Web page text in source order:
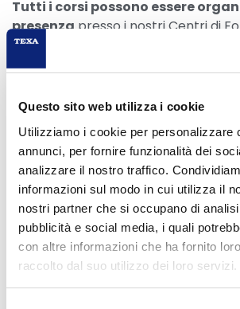
Questo sito web utilizza i cookie
Utilizziamo i cookie per personalizzare
annunci, per fornire funzionalità dei
analizzare il nostro traffico.
informazioni sul modo in cui utilizza il
nostri partner che si occupano di
pubblicità e social media, i quali
con altre informazioni che ha fornito
raccolto dal suo utilizzo dei loro servizi.
Tutti i corsi possono essere
presenza presso i nostri Centri di
online in diretta
. In entrambi i
domande, confrontarti e imparare
simulate online.
Scegli l’edizione più comoda per le
ATTENZIONE: per i corsi online, per
corso è necessario avere webcam
funzionante così da poter verificare
partecipanti e monitorarne
Posti limitati